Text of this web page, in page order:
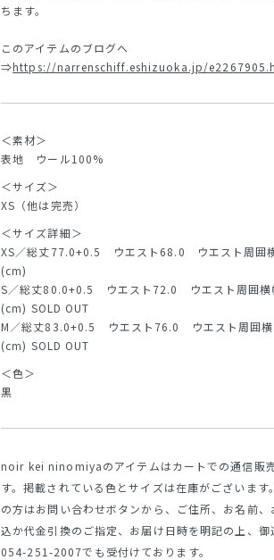
ちます。
このアイテムのブログへ
⇒https://narrenschiff.eshizuoka.jp/
＜素材＞
表地 ウール100%
＜サイズ＞
XS（他は完売）
＜サイズ詳細＞
XS／総丈77.0+0.5 ウエスト68.0 ウエスト周
(cm)
S／総丈80.0+0.5 ウエスト72.0 ウエスト周囲
(cm) SOLD OUT
M／総丈83.0+0.5 ウエスト76.0 ウエスト周囲
(cm) SOLD OUT
＜色＞
黒
noir kei ninomiyaのアイテムはカートでの通信販
す。掲載されている色とサイズは在庫がございます
の方はお問い合わせボタンから、ご住所、お名前
込か代金引換のご指定、お届け日時を明記の上、
054-251-2007でも受付けております。